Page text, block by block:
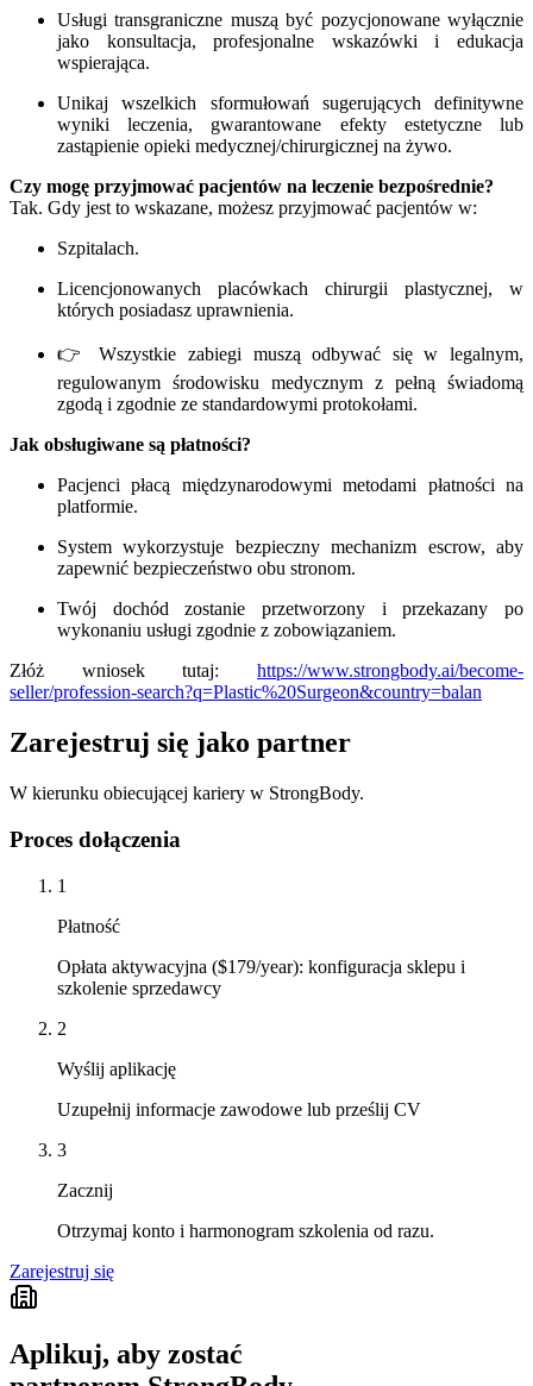
Usługi transgraniczne muszą być pozycjonowane wyłącznie
jako konsultacja, profesjonalne wskazówki i edukacja
wspierająca.
Unikaj wszelkich sformułowań sugerujących definitywne
wyniki leczenia, gwarantowane efekty estetyczne lub
zastąpienie opieki medycznej/chirurgicznej na żywo.
Czy mogę przyjmować pacjentów na leczenie bezpośrednie?
Tak. Gdy jest to wskazane, możesz przyjmować pacjentów w:
Szpitalach.
Licencjonowanych placówkach chirurgii plastycznej, w
których posiadasz uprawnienia.
👉 Wszystkie zabiegi muszą odbywać się w legalnym,
regulowanym środowisku medycznym z pełną świadomą
zgodą i zgodnie ze standardowymi protokołami.
Jak obsługiwane są płatności?
Pacjenci płacą międzynarodowymi metodami płatności na
platformie.
System wykorzystuje bezpieczny mechanizm escrow, aby
zapewnić bezpieczeństwo obu stronom.
Twój dochód zostanie przetworzony i przekazany po
wykonaniu usługi zgodnie z zobowiązaniem.
Złóż wniosek tutaj: https://www.strongbody.ai/become-
seller/profession-search?q=Plastic%20Surgeon&country=balan
Zarejestruj się jako partner
W kierunku obiecującej kariery w StrongBody.
Proces dołączenia
1
Płatność
Opłata aktywacyjna ($179/year): konfiguracja sklepu i
szkolenie sprzedawcy
2
Wyślij aplikację
Uzupełnij informacje zawodowe lub prześlij CV
3
Zacznij
Otrzymaj konto i harmonogram szkolenia od razu.
Zarejestruj się
Aplikuj, aby zostać